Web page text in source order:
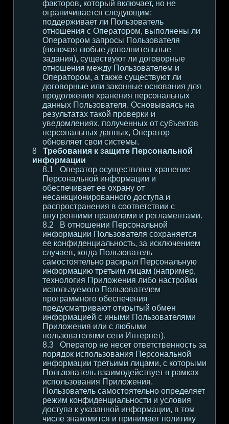
факторов, который включает, но не
ограничивается следующим:
поддерживает ли Пользователь
отношения с Оператором, выполнены ли
Оператором запросы Пользователя
(включая любые дополнительные
задания), существуют ли договорные
отношения между Пользователем и
Оператором, а также существуют ли
договорные или законные основания для
продолжения хранения персональных
данных Пользователя. Основываясь на
результатах такой проверки и
уведомлениях, полученных от субъектов
персональных данных, Оператор
обновляет свои системы.
Требования к защите Персональной
информации
Оператор осуществляет хранение
Персональной информации и
обеспечивает ее охрану от
несанкционированного доступа и
распространения в соответствии с
внутренними правилами и регламентами.
В отношении Персональной
информации Пользователя сохраняется
ее конфиденциальность, за исключением
случаев, когда Пользователь
самостоятельно раскрыл Персональную
информацию третьим лицам (например,
технология Приложения либо настройки
используемого Пользователем
программного обеспечения
предусматривают открытый обмен
информацией с иными Пользователями
Приложения или с любыми
пользователями сети Интернет).
Оператор не несет ответственность за
порядок использования Персональной
информации третьими лицами, с которыми
Пользователь взаимодействует в рамках
использования Приложения.
Пользователь самостоятельно определяет
режим конфиденциальности и условия
доступа к указанной информации, в том
числе знакомится и принимает политику